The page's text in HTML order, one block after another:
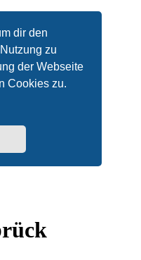
dir den
zu
der Webseite
Cookies zu.